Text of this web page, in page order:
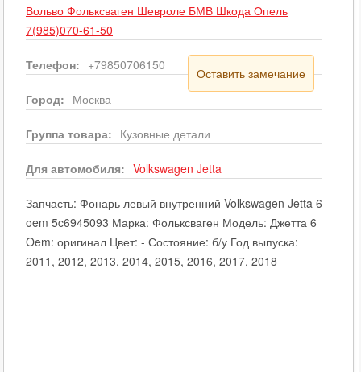
Вольво Фольксваген Шевроле БМВ Шкода Опель
7(985)070-61-50
Телефон: +79850706150
Оставить замечание
Город: Москва
Группа товара: Кузовные детали
Для автомобиля: Volkswagen Jetta
Запчасть: Фонарь левый внутренний Volkswagen Jetta 6
oem 5c6945093 Марка: Фольксваген Модель: Джетта 6
Oem: оригинал Цвет: - Состояние: б/у Год выпуска:
2011, 2012, 2013, 2014, 2015, 2016, 2017, 2018